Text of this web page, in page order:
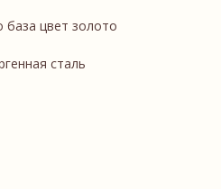
цвет золото
сталь